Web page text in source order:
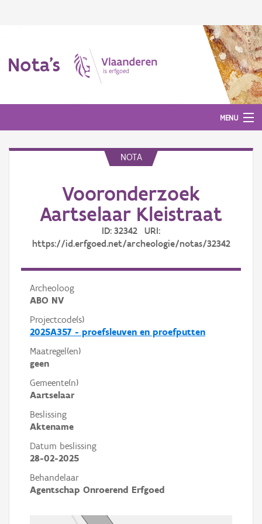
Nota's
MENU
NOTA
Vooronderzoek
Aartselaar Kleistraat
ID: 32342 URI:
https://id.erfgoed.net/archeologie/notas/32342
Archeoloog
ABO NV
Projectcode(s)
2025A357 - proefsleuven en proefputten
Maatregel(en)
geen
Gemeente(n)
Aartselaar
Beslissing
Aktename
Datum beslissing
28-02-2025
Behandelaar
Agentschap Onroerend Erfgoed